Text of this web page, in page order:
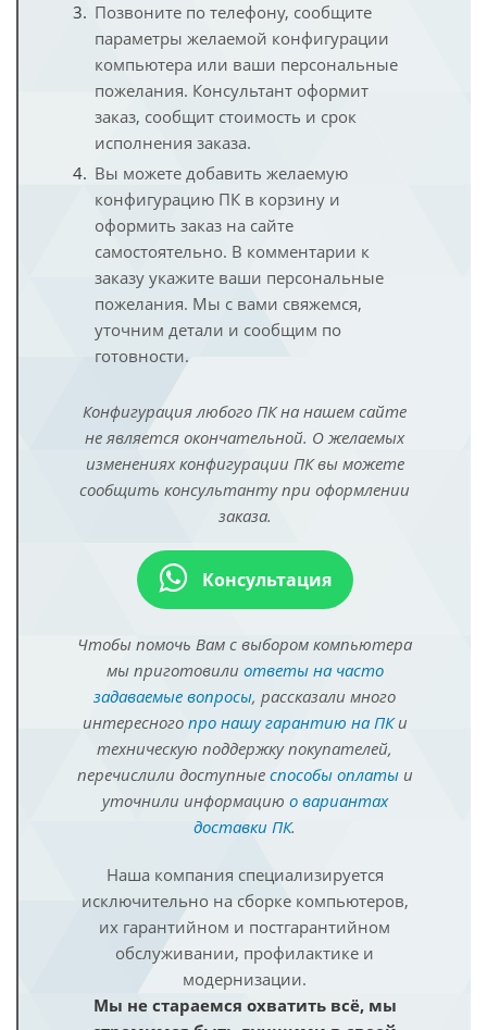
Позвоните по телефону, сообщите
параметры желаемой конфигурации
компьютера или ваши персональные
пожелания. Консультант оформит
заказ, сообщит стоимость и срок
исполнения заказа.
Вы можете добавить желаемую
конфигурацию ПК в корзину и
оформить заказ на сайте
самостоятельно. В комментарии к
заказу укажите ваши персональные
пожелания. Мы с вами свяжемся,
уточним детали и сообщим по
готовности.
Конфигурация любого ПК на нашем сайте
не является окончательной. О желаемых
изменениях конфигурации ПК вы можете
сообщить консультанту при оформлении
заказа.
Консультация
Чтобы помочь Вам с выбором компьютера
мы приготовили ответы на часто
задаваемые вопросы, рассказали много
интересного про нашу гарантию на ПКи
техническую поддержку покупателей,
перечислили доступные способы оплатыи
уточнили информацию о вариантах
доставки ПК.
Наша компания специализируется
исключительно на сборке компьютеров,
их гарантийном и постгарантийном
обслуживании, профилактике и
модернизации.
Мы не стараемся охватить всё, мы